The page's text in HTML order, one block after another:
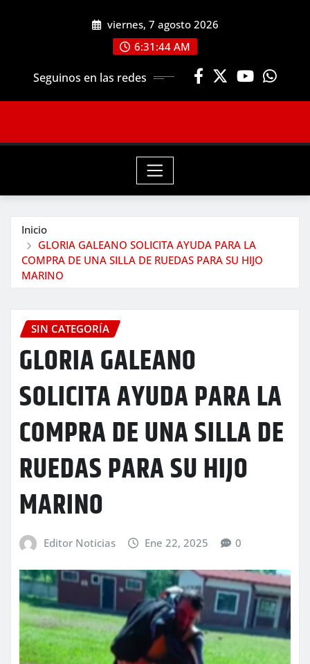
viernes, 7 agosto 2026
6:31:46 AM
Seguinos en las redes
Inicio
GLORIA GALEANO SOLICITA AYUDA PARA LA
COMPRA DE UNA SILLA DE RUEDAS PARA SU HIJO
MARINO
SIN CATEGORÍA
GLORIA GALEANO
SOLICITA AYUDA PARA LA
COMPRA DE UNA SILLA DE
RUEDAS PARA SU HIJO
MARINO
Editor Noticias Ene 22, 2025 0